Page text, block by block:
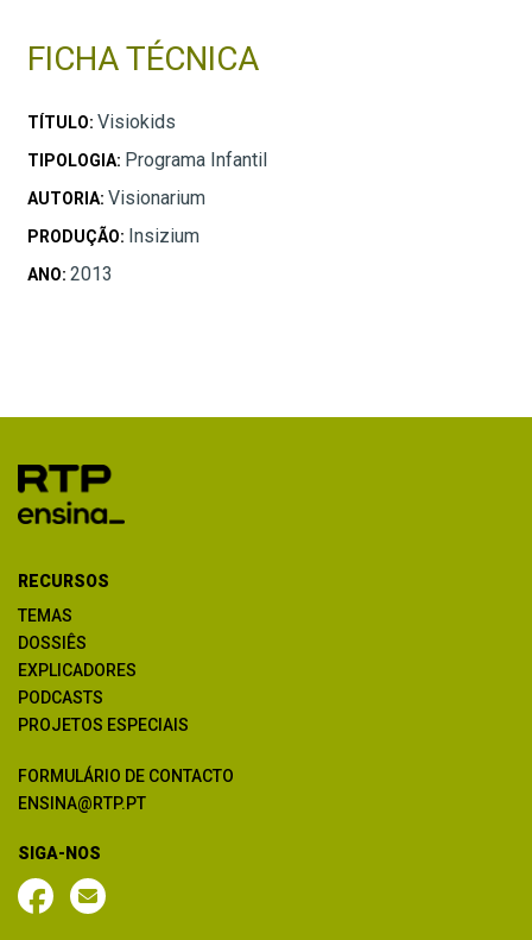
FICHA TÉCNICA
TÍTULO: Visiokids
TIPOLOGIA: Programa Infantil
AUTORIA: Visionarium
PRODUÇÃO: Insizium
ANO: 2013
RECURSOS
TEMAS
DOSSIÊS
EXPLICADORES
PODCASTS
PROJETOS ESPECIAIS
FORMULÁRIO DE CONTACTO
ENSINA@RTP.PT
SIGA-NOS